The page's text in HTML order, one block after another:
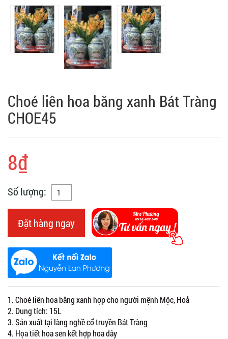
Choé liên hoa băng xanh Bát Tràng
CHOE45
8₫
Số lượng:
Đặt hàng ngay
1. Choé liên hoa băng xanh hợp cho người mệnh Mộc, Hoả
2. Dung tích: 15L
3. Sản xuất tại làng nghề cổ truyền Bát Tràng
4. Họa tiết hoa sen kết hợp hoa dây